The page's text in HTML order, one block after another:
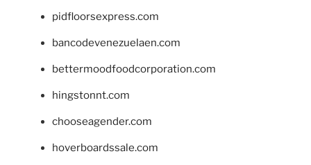
pidfloorsexpress.com
bancodevenezuelaen.com
bettermoodfoodcorporation.com
hingstonnt.com
chooseagender.com
hoverboardssale.com